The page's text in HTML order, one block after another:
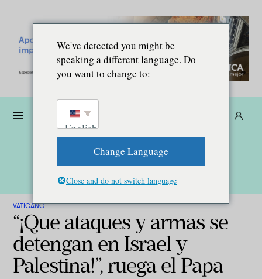
VATICANO
“¡Que ataques y armas se
detengan en Israel y
Palestina!”, ruega el Papa
We've detected you might be
speaking a different language. Do
you want to change to:
English
Change Language
Close and do not switch language